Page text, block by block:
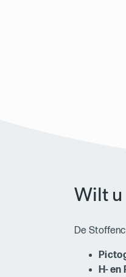
Wilt u
De
H- en